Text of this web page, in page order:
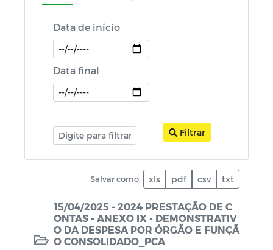
Fiscais e Gestores de Contratos
PCA-Prestação de Contas Anual
RGF-Relatório de Gestão Fiscal
Orçamentária
LDO-Lei de Diretrizes Orçamentárias
LOA-Lei Orçamentária Anual
QDD-Quadro de Detalhamento da
Despesa
Data de início
Data final
Filtrar
Salvar como: xls pdf csv txt
15/04/2025 - 2024 PRESTAÇÃO DE C
ONTAS - ANEXO IX - DEMONSTRATIV
O DA DESPESA POR ÓRGÃO E FUNÇÃ
O CONSOLIDADO_PCA